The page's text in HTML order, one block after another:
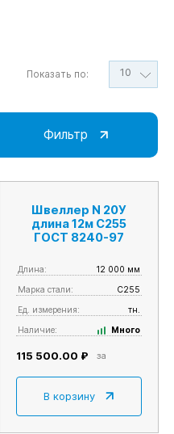
Показать по: 10
Фильтр
Швеллер N 20У
длина 12м С255
ГОСТ 8240-97
Длина:
12 000 мм
Марка стали:
С255
Ед. измерения:
тн.
Наличие:
Много
115 500.00 ₽ за
В корзину